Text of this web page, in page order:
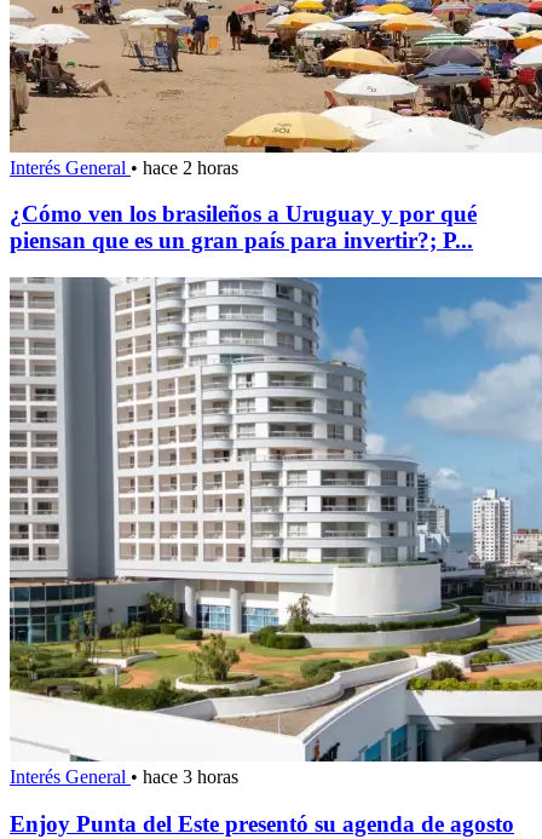
Interés General • hace 2 horas
¿Cómo ven los brasileños a Uruguay y por qué
piensan que es un gran país para invertir?; P...
Interés General • hace 3 horas
Enjoy Punta del Este presentó su agenda de agosto